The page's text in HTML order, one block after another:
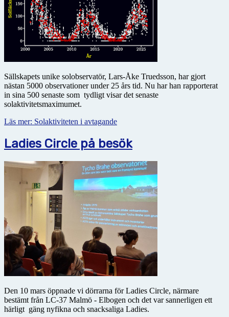
Sällskapets unike solobservatör, Lars-Åke Truedsson, har gjort
nästan 5000 observationer under 25 års tid. Nu har han rapporterat
in sina 500 senaste som tydligt visar det senaste
solaktivitetsmaximumet.
Läs mer: Solaktiviteten i avtagande
Ladies Circle på besök
Den 10 mars öppnade vi dörrarna för Ladies Circle, närmare
bestämt från LC-37 Malmö - Elbogen och det var sannerligen ett
härligt gäng nyfikna och snacksaliga Ladies.